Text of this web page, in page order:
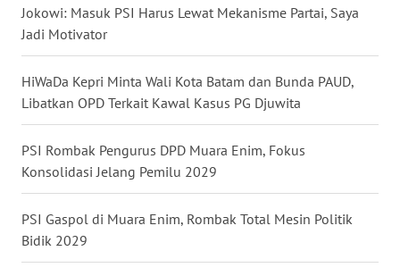
Jokowi: Masuk PSI Harus Lewat Mekanisme Partai, Saya
Jadi Motivator
HiWaDa Kepri Minta Wali Kota Batam dan Bunda PAUD,
Libatkan OPD Terkait Kawal Kasus PG Djuwita
PSI Rombak Pengurus DPD Muara Enim, Fokus
Konsolidasi Jelang Pemilu 2029
PSI Gaspol di Muara Enim, Rombak Total Mesin Politik
Bidik 2029
SULUT
MALUKU
MALUT
WN
DAIRI
WN